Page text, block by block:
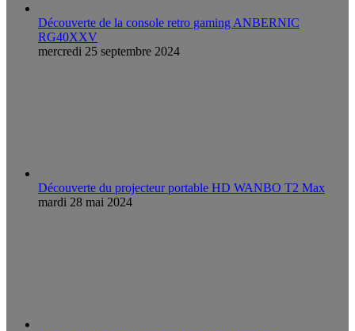
Découverte de la console retro gaming ANBERNIC
RG40XXV
mercredi 25 septembre 2024
Découverte du projecteur portable HD WANBO T2 Max
mardi 28 mai 2024